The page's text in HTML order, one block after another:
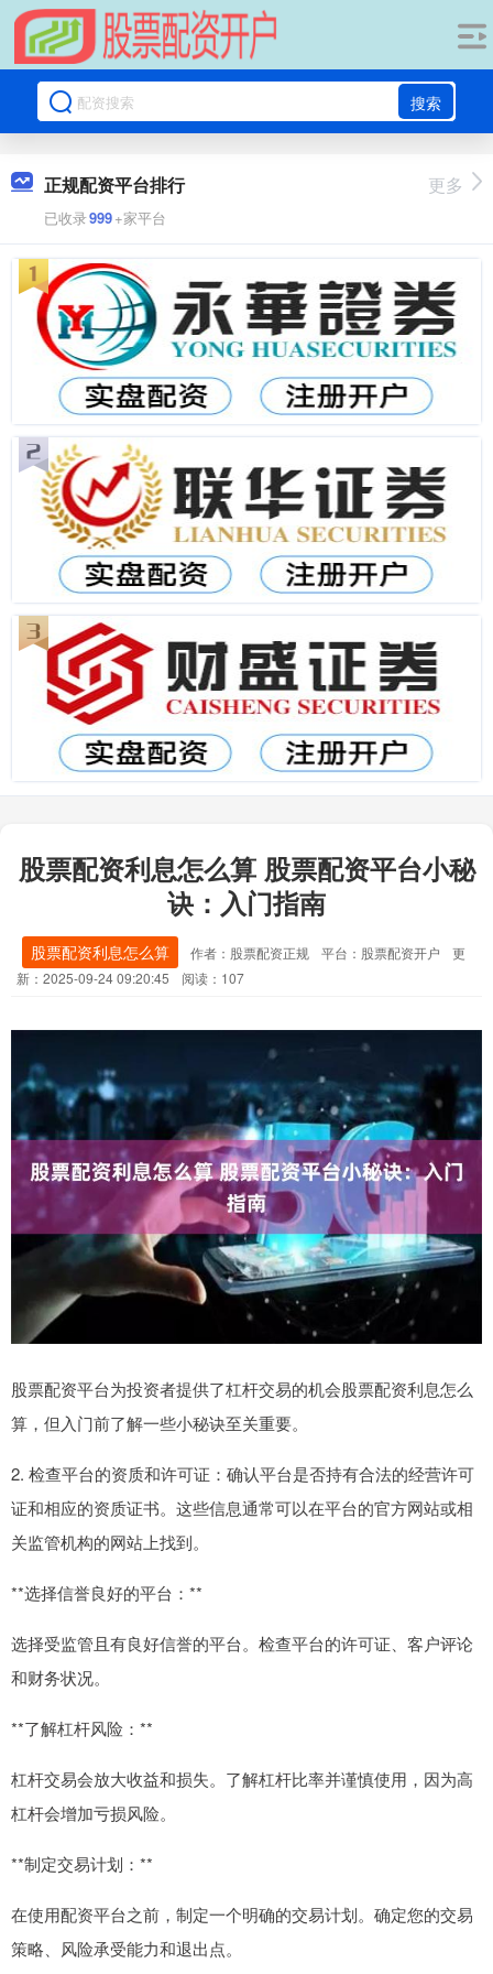
搜索
正规配资平台排行
已收录999+家平台
更多
股票配资利息怎么算 股票配资平台小秘
诀：入门指南
股票配资利息怎么算 作者：股票配资正规 平台：股票配资开户
更
新：2025-09-24 09:20:45
阅读：107
股票配资平台为投资者提供了杠杆交易的机会股票配资利息怎么
算，但入门前了解一些小秘诀至关重要。
2. 检查平台的资质和许可证：确认平台是否持有合法的经营许可
证和相应的资质证书。这些信息通常可以在平台的官方网站或相
关监管机构的网站上找到。
**选择信誉良好的平台：**
选择受监管且有良好信誉的平台。检查平台的许可证、客户评论
和财务状况。
**了解杠杆风险：**
杠杆交易会放大收益和损失。了解杠杆比率并谨慎使用，因为高
杠杆会增加亏损风险。
**制定交易计划：**
在使用配资平台之前，制定一个明确的交易计划。确定您的交易
策略、风险承受能力和退出点。